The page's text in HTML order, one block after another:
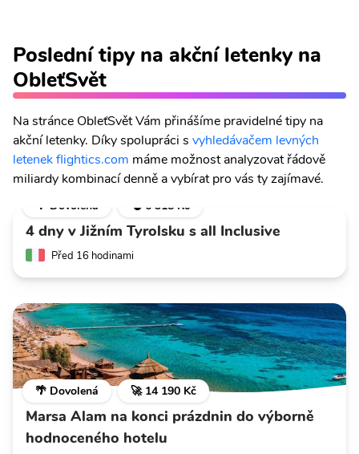
Poslední tipy na akční letenky na
ObleťSvět
Na stránce ObleťSvět Vám přinášíme pravidelné tipy na
akční letenky. Díky spolupráci s vyhledávačem levných
letenek flightics.com máme možnost analyzovat řádově
miliardy kombinací denně a vybírat pro vás ty zajímavé.
🌴 Dovolená 💣 6 318 Kč
4 dny v Jižním Tyrolsku s all Inclusive
Před 16 hodinami
🌴 Dovolená 🚀 14 190 Kč
Marsa Alam na konci prázdnin do výborně
hodnoceného hotelu